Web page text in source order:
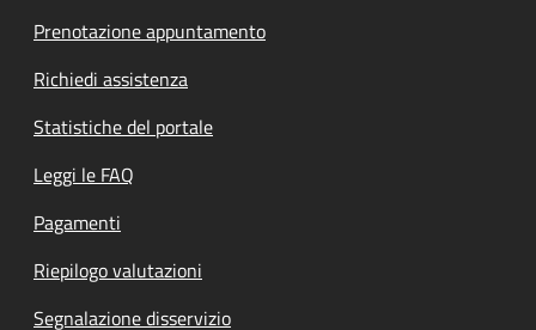
Prenotazione appuntamento
Richiedi assistenza
Statistiche del portale
Leggi le FAQ
Pagamenti
Riepilogo valutazioni
Segnalazione disservizio